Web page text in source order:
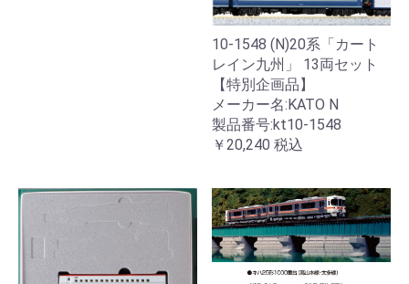
10-1548 (N)20系「カート
レイン九州」 13両セット
【特別企画品】
メーカー名:KATO N
製品番号:kt10-1548
￥20,240 税込